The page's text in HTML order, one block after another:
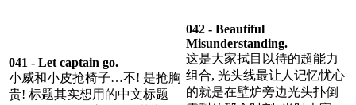
041 - Let captain go.
小威和小皮抢椅子…不! 是抢胸
贵! 标题其实想用的中文标题
042 - Beautiful
Misunderstanding.
这是大家拭目以待的超能力
组合, 光头线最让人记忆忧心
的就是在壁炉旁边光头扑倒